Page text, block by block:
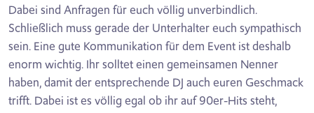
Dabei sind Anfragen für euch völlig unverbindlich.
Schließlich muss gerade der Unterhalter euch sympathisch
sein. Eine gute Kommunikation für dem Event ist deshalb
enorm wichtig. Ihr solltet einen gemeinsamen Nenner
haben, damit der entsprechende DJ auch euren Geschmack
trifft. Dabei ist es völlig egal ob ihr auf 90er-Hits steht,